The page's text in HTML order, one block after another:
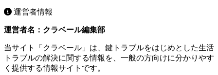
運営者情報
運営者名：クラベール編集部
当サイト「クラベール」は、鍵トラブルをはじめとした生活
トラブルの解決に関する情報を、一般の方向けに分かりやす
く提供する情報サイトです。